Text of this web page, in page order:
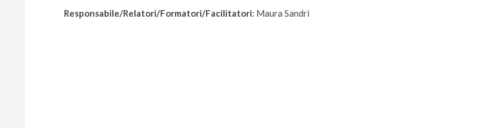
Responsabile/Relatori/Formatori/Facilitatori: Maura Sandri